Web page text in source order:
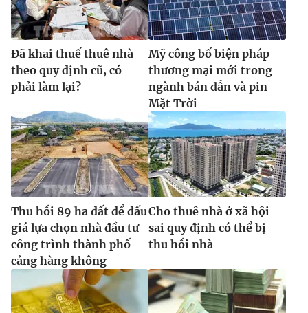
Đã khai thuế thuê nhà
theo quy định cũ, có
phải làm lại?
Mỹ công bố biện pháp
thương mại mới trong
ngành bán dẫn và pin
Mặt Trời
Thu hồi 89 ha đất để đấu
giá lựa chọn nhà đầu tư
công trình thành phố
cảng hàng không
Cho thuê nhà ở xã hội
sai quy định có thể bị
thu hồi nhà